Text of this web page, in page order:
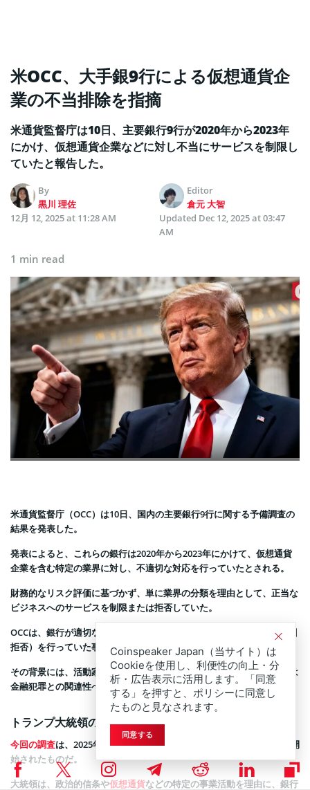
米OCC、大手銀9行による仮想通貨企
業の不当排除を指摘
米通貨監督庁は10日、主要銀行9行が2020年から2023年
にかけ、仮想通貨企業などに対し不当にサービスを制限し
ていたと報告した。
By
黒川 理佐
Editor
倉元 大智
12月 12, 2025 at 11:28 AM
Updated Dec 12, 2025 at 03:47
AM
1 min read
米通貨監督庁（OCC）は10日、国内の主要銀行9行に関する予備調査の
結果を発表した。
発表によると、これらの銀行は2020年から2023年にかけて、仮想通貨
企業を含む特定の業界に対し、不適切な対応を行っていたとされる。
財務的なリスク評価に基づかず、単に業界の分類を理由として、正当な
ビジネスへのサービスを制限または拒否していた。
OCCは、銀行が適切なリスク評価なしにデバンキング（口座凍結や取引
拒否）を行っていた事例を確認したと述べている。
その背景には、活動家からの圧力や業界に対する世間の認識、あるいは
金融犯罪との関連性への懸念があった可能性があるという。
トランプ大統領の指令
今回の調査は、2025年初頭に出されたトランプ大統領の指令を受けて開
始されたものだ。
大統領は、政治的信条や仮想通貨などの特定の事業活動を理由に、銀行
Coinspeaker Japan（当サイト）は
Cookieを使用し、利便性の向上・分
析・広告表示に活用します。「同意
する」を押すと、ポリシーに同意し
たものと見なされます。
同意する